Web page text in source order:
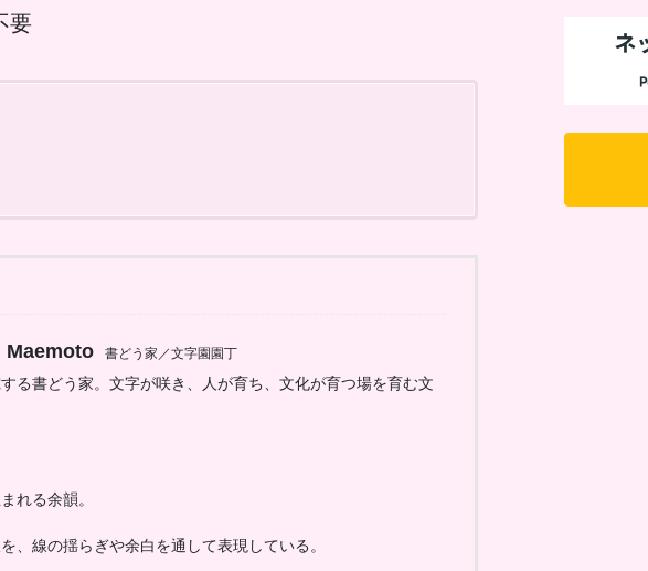
要
Maemoto 書どう家／文字園園丁
する書どう家。文字が咲き、人が育ち、文化が育つ場を育む文
れる余韻。
、線の揺らぎや余白を通して表現している。